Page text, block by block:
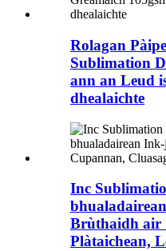
Rolagan
Sublimation
ann an Leud
dhealaichte
Inc
Brùthaidh air
Plàtaichean,